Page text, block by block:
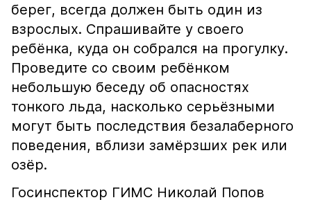
берег, всегда должен быть один из
взрослых. Спрашивайте у своего
ребёнка, куда он собрался на прогулку.
Проведите со своим ребёнком
небольшую беседу об опасностях
тонкого льда, насколько серьёзными
могут быть последствия безалаберного
поведения, вблизи замёрзших рек или
озёр.
Госинспектор ГИМС Николай Попов